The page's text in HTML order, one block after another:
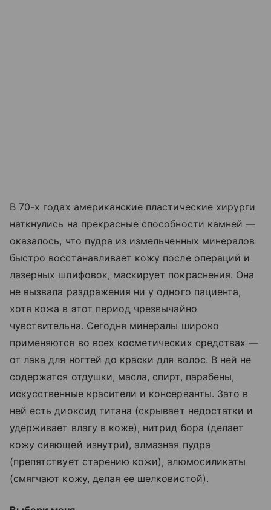
В 70-х годах американские пластические хирурги
наткнулись на прекрасные способности камней —
оказалось, что пудра из измельченных минералов
быстро восстанавливает кожу после операций и
лазерных шлифовок, маскирует покраснения. Она
не вызвала раздражения ни у одного пациента,
хотя кожа в этот период чрезвычайно
чувствительна. Сегодня минералы широко
применяются во всех косметических средствах —
от лака для ногтей до краски для волос. В ней не
содержатся отдушки, масла, спирт, парабены,
искусственные красители и консерванты. Зато в
ней есть диоксид титана (скрывает недостатки и
удерживает влагу в коже), нитрид бора (делает
кожу сияющей изнутри), алмазная пудра
(препятствует старению кожи), алюмосиликаты
(смягчают кожу, делая ее шелковистой).